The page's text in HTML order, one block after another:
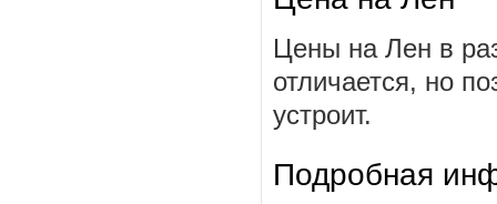
Цены на Лен в
отличается, но
устроит.
Подробная